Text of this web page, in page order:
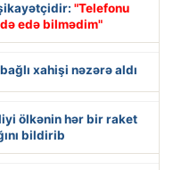
"Telefonu
edə bilmədim"
xahişi nəzərə aldı
ölkənin hər bir raket
bildirib